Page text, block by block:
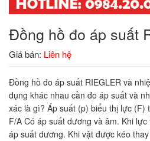
Đồng hồ đo áp suất
Giá bán: Liên hệ
Đồng hồ đo áp suất RIEGLER và
dụng khác nhau cần đo áp suất và
xác là gì? Áp suất (p) biểu thị lực (F)
F/A Có áp suất dương và âm. Khi
áp suất dương. Khi vật được kéo